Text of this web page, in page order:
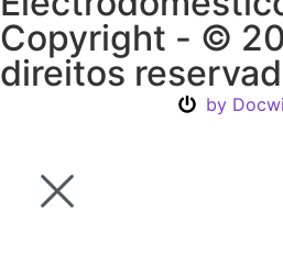
Copyright - ©
direitos
by